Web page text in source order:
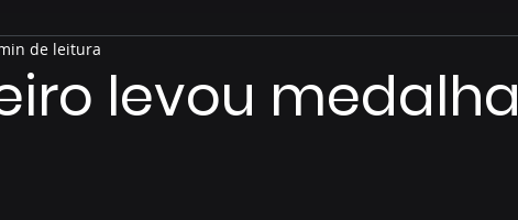
levou
de leitura
de 5 estrelas.